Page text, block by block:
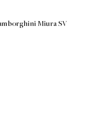
Miura SV